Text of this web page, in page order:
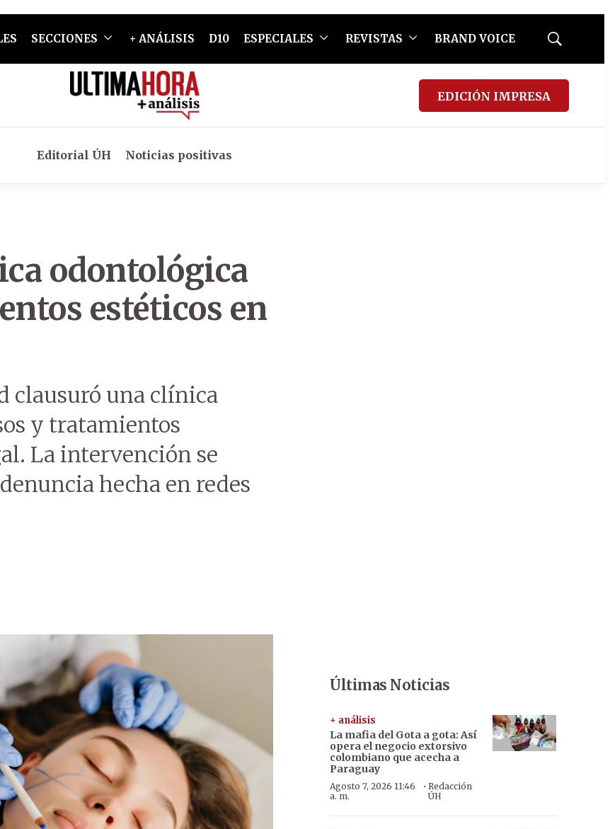
SECCIONES + ANÁLISIS D10 ESPECIALES REVISTAS BRAND VOICE
Mostrar
EDICIÓN IMPRESA
Editorial ÚH Noticias positivas
odontológica
estéticos en
clausuró una clínica
y tratamientos
La intervención se
hecha en redes
Últimas Noticias
+ análisis
La mafia del Gota a gota: Así
opera el negocio extorsivo
colombiano que acecha a
Paraguay
Agosto 7, 2026 11:46
a. m.
· Redacción
ÚH